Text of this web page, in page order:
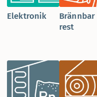
Elektronik
Brännbar
rest